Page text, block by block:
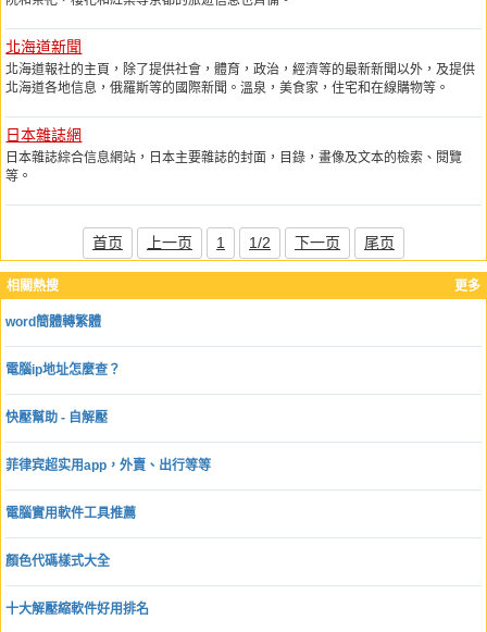
更多
相關熱搜
word簡體轉繁體
電腦ip地址怎麼查？
快壓幫助 - 自解壓
菲律宾超实用app，外賣、出行等等
電腦實用軟件工具推薦
顏色代碼樣式大全
十大解壓縮軟件好用排名
北海道新聞
北海道報社的主頁，除了提供社會，體育，政治，經濟等的最新新聞以外，及提供
北海道各地信息，俄羅斯等的國際新聞。溫泉，美食家，住宅和在線購物等。
日本雜誌網
日本雜誌綜合信息網站，日本主要雜誌的封面，目錄，畫像及文本的檢索、閱覽
等。
首页 上一页 1 1/2 下一页 尾页